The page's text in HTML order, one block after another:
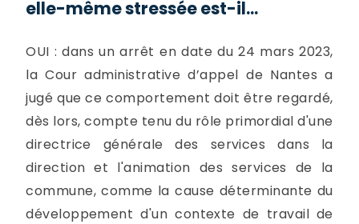
elle-même stressée est-il...
OUI : dans un arrêt en date du 24 mars 2023,
la Cour administrative d’appel de Nantes a
jugé que ce comportement doit être regardé,
dès lors, compte tenu du rôle primordial d'une
directrice générale des services dans la
direction et l'animation des services de la
commune, comme la cause déterminante du
développement d'un contexte de travail de